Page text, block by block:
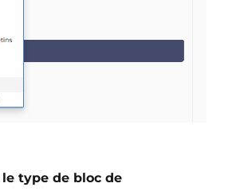
le type de bloc de